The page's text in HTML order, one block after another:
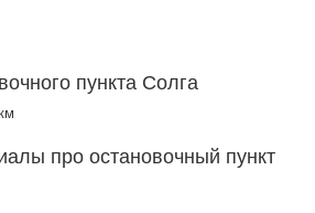
пункта Солга
про остановочный пункт